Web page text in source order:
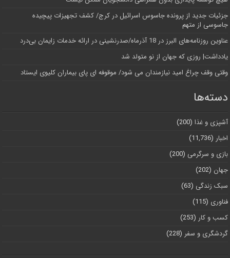
جزئیات جدید از پرونده جاسوس اسرائیل در کرج/‌ کشف تجهیزات پیچیده
جاسوسی از متهم
عناوین روزنامه‌های البرز در ‌18 آذرماه/صدرنشینی در ارائه خدمات زایمان بی‌درد
یادداشت| روزی که جهان از نو متولد شد
وقتی وقف چراغ امید نیازمندان می شود/ موقوفه ای پای بیماران کلیوی ایستاد
دسته‌ها
آشپزی و غذا (200)
اخبار (11,736)
بازی و سرگرمی (200)
جهان (202)
سبک زندگی (63)
فناوری (115)
کسب و کار (253)
گردشگری و سفر (228)